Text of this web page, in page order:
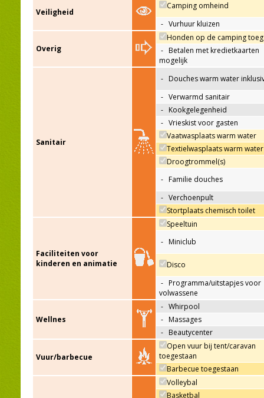
Veiligheid
Camping omheind
- Vurhuur kluizen
Overig
Honden op de camping
- Betalen met kredietkaarten
mogelijk
Sanitair
- Douches warm water
- Verwarmd sanitair
- Kookgelegenheid
- Vrieskist voor gasten
Vaatwasplaats warm water
Textielwasplaats warm water
Droogtrommel(s)
- Familie douches
- Verchoenpult
Stortplaats chemisch toilet
Faciliteiten voor
kinderen en animatie
Speeltuin
- Miniclub
Disco
- Programma/uitstapjes voor
volwassene
Wellnes
- Whirpool
- Massages
- Beautycenter
Vuur/barbecue
Open vuur bij tent/caravan
toegestaan
Barbecue toegestaan
Volleybal
Basketbal